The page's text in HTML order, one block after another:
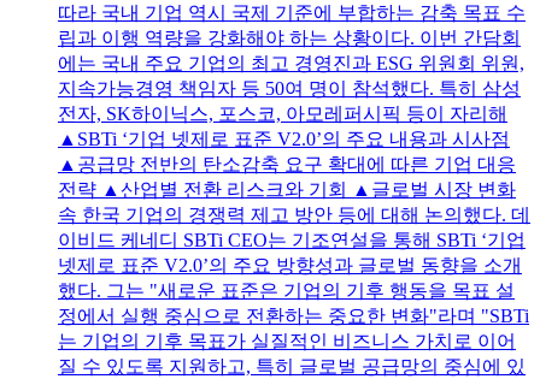
따라 국내 기업 역시 국제 기준에 부합하는 감축 목표 수
립과 이행 역량을 강화해야 하는 상황이다. 이번 간담회
에는 국내 주요 기업의 최고 경영진과 ESG 위원회 위원,
지속가능경영 책임자 등 50여 명이 참석했다. 특히 삼성
전자, SK하이닉스, 포스코, 아모레퍼시픽 등이 자리해
▲SBTi ‘기업 넷제로 표준 V2.0’의 주요 내용과 시사점
▲공급망 전반의 탄소감축 요구 확대에 따른 기업 대응
전략 ▲산업별 전환 리스크와 기회 ▲글로벌 시장 변화
속 한국 기업의 경쟁력 제고 방안 등에 대해 논의했다. 데
이비드 케네디 SBTi CEO는 기조연설을 통해 SBTi ‘기업
넷제로 표준 V2.0’의 주요 방향성과 글로벌 동향을 소개
했다. 그는 "새로운 표준은 기업의 기후 행동을 목표 설
정에서 실행 중심으로 전환하는 중요한 변화"라며 "SBTi
는 기업의 기후 목표가 실질적인 비즈니스 가치로 이어
질 수 있도록 지원하고, 특히 글로벌 공급망의 중심에 있